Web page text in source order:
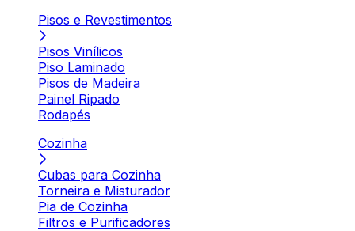
Pisos e Revestimentos
Pisos Vinílicos
Piso Laminado
Pisos de Madeira
Painel Ripado
Rodapés
Cozinha
Cubas para Cozinha
Torneira e Misturador
Pia de Cozinha
Filtros e Purificadores